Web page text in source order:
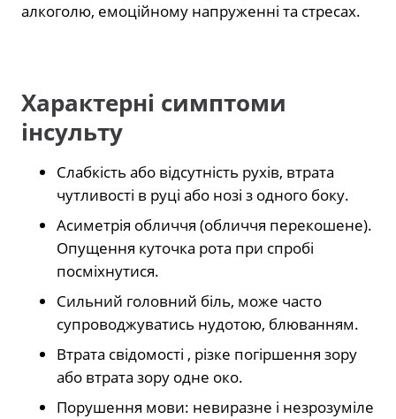
алкоголю, емоційному напруженні та стресах.
Характерні симптоми
інсульту
Слабкість або відсутність рухів, втрата
чутливості в руці або нозі з одного боку.
Асиметрія обличчя (обличчя перекошене).
Опущення куточка рота при спробі
посміхнутися.
Сильний головний біль, може часто
супроводжуватись нудотою, блюванням.
Втрата свідомості , різке погіршення зору
або втрата зору одне око.
Порушення мови: невиразне і незрозуміле